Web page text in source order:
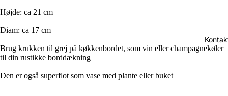
Højde: ca 21 cm
Diam: ca 17 cm
Brug krukken til grej på køkkenbordet, som vin eller champagnekøler
til din rustikke borddækning
Den er også superflot som vase med plante eller buket